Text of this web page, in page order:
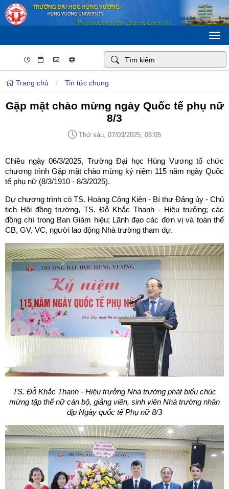
Trang chủ / Tin tức chung
Gặp mặt chào mừng ngày Quốc tế phụ nữ
8/3
Thứ sáu, 07/03/2025, 08:05
Chiều ngày 06/3/2025, Trường Đại học Hùng Vương tổ chức
chương trình Gặp mặt chào mừng kỷ niệm 115 năm ngày Quốc
tế phụ nữ (8/3/1910 - 8/3/2025).
Dự chương trình có TS. Hoàng Công Kiên - Bí thư Đảng ủy - Chủ
tịch Hội đồng trường, TS. Đỗ Khắc Thanh - Hiệu trưởng; các
đồng chí trong Ban Giám hiệu; Lãnh đạo các đơn vị và toàn thể
CB, GV, VC, người lao động Nhà trường tham dự.
TS. Đỗ Khắc Thanh - Hiệu trưởng Nhà trường phát biểu chúc
mừng tập thể nữ cán bộ, giảng viên, sinh viên Nhà trường nhân
dịp Ngày quốc tế Phụ nữ 8/3